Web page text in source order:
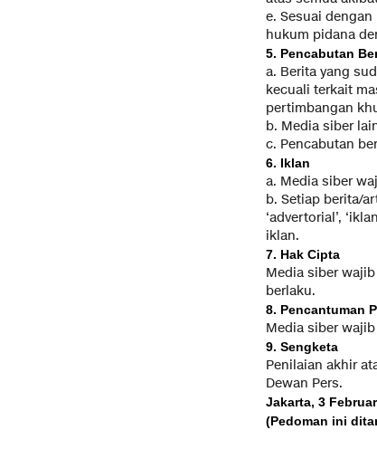
e. Sesuai
hukum pidana
5. Pencabutan
a. Berita yang
kecuali terkait
pertimbangan
b. Media siber
c. Pencabutan
6. Iklan
a. Media siber
b. Setiap berita/
‘advertorial’,
iklan.
7. Hak Cipta
Media siber
berlaku.
8. Pencantuman
Media siber
9. Sengketa
Penilaian akhir
Dewan Pers.
Jakarta, 3
(Pedoman ini